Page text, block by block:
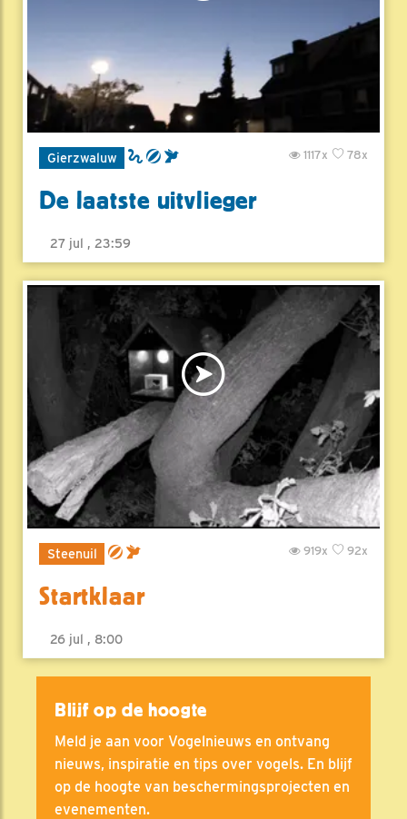
Gierzwaluw 78x
1117x
De laatste uitvlieger
27 jul , 23:59
Steenuil 92x
919x
Startklaar
26 jul , 8:00
Blijf op de hoogte
Meld je aan voor Vogelnieuws en ontvang
nieuws, inspiratie en tips over vogels. En blijf
op de hoogte van beschermingsprojecten en
evenementen.